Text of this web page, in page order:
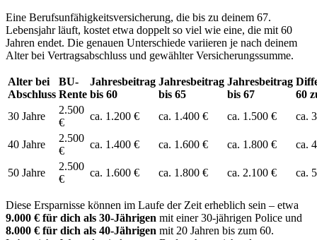
Eine Berufsunfähigkeitsversicherung, die bis zu deinem 67.
Lebensjahr läuft, kostet etwa doppelt so viel wie eine, die mit 60
Jahren endet. Die genauen Unterschiede variieren je nach deinem
Alter bei Vertragsabschluss und gewählter Versicherungssumme.
Alter bei
Abschluss
BU-
Rente
Jahresbeitrag
bis 60
Jahresbeitrag
bis 65
Jahresbeitrag
bis 67
60
30 Jahre
2.500
€
ca. 1.200 € ca. 1.400 € ca. 1.500 € ca.
40 Jahre
2.500
€
ca. 1.400 € ca. 1.600 € ca. 1.800 € ca.
50 Jahre
2.500
€
ca. 1.600 € ca. 1.800 € ca. 2.100 € ca.
Diese Ersparnisse können im Laufe der Zeit erheblich sein – etwa
9.000 € für dich als 30-Jährigen mit einer 30-jährigen Police und
8.000 € für dich als 40-Jährigen mit 20 Jahren bis zum 60.